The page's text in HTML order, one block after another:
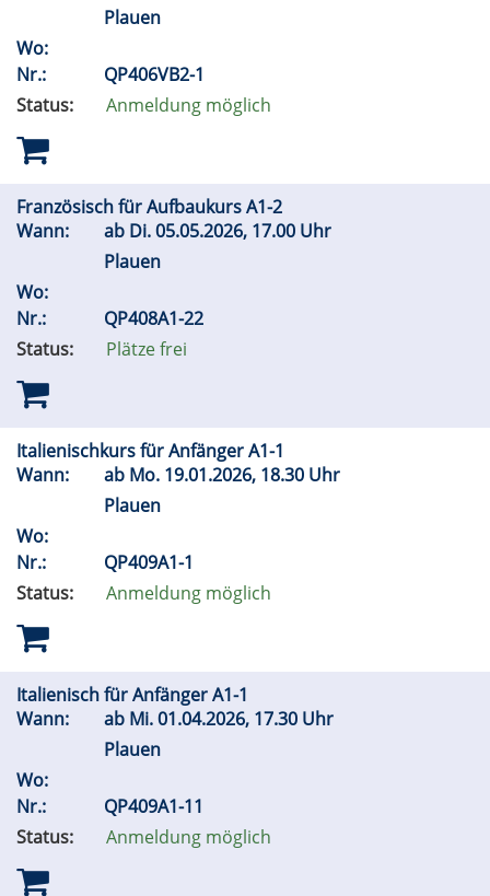
Plauen
Wo:
Nr.:
QP406VB2-1
Status:
Anmeldung möglich
Französisch für Aufbaukurs A1-2
Wann:
ab Di.05.05.2026, 17.00 Uhr
Plauen
Wo:
Nr.:
QP408A1-22
Status:
Plätze frei
Italienischkurs für Anfänger A1-1
Wann:
ab Mo. 19.01.2026, 18.30 Uhr
Plauen
Wo:
Nr.:
QP409A1-1
Status:
Anmeldung möglich
Italienisch für Anfänger A1-1
Wann:
ab Mi.01.04.2026, 17.30 Uhr
Plauen
Wo:
Nr.:
QP409A1-11
Status:
Anmeldung möglich